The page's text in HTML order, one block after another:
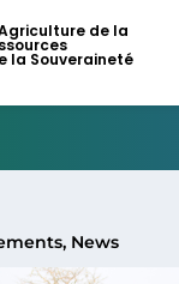
de la
la Souveraineté
, News